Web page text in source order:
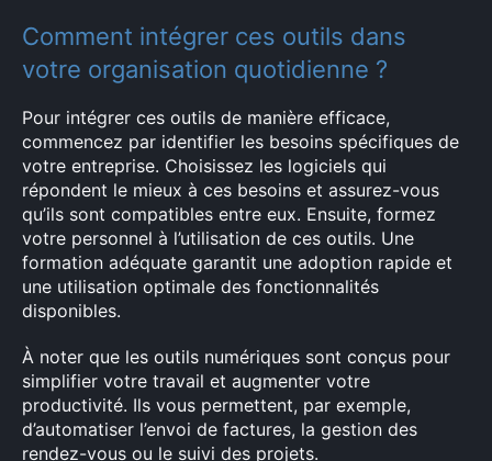
Comment intégrer ces outils dans
votre organisation quotidienne ?
Pour intégrer ces outils de manière efficace,
commencez par identifier les besoins spécifiques de
votre entreprise. Choisissez les logiciels qui
répondent le mieux à ces besoins et assurez-vous
qu’ils sont compatibles entre eux. Ensuite, formez
votre personnel à l’utilisation de ces outils. Une
formation adéquate garantit une adoption rapide et
une utilisation optimale des fonctionnalités
disponibles.
À noter que les outils numériques sont conçus pour
simplifier votre travail et augmenter votre
productivité. Ils vous permettent, par exemple,
d’automatiser l’envoi de factures, la gestion des
rendez-vous ou le suivi des projets.